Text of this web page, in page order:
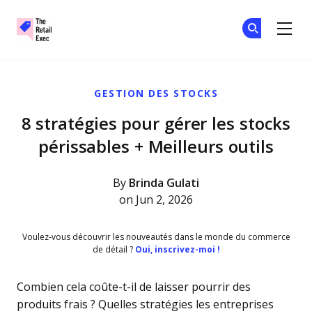
GESTION DES STOCKS
8 stratégies pour gérer les stocks
périssables + Meilleurs outils
By Brinda Gulati
on Jun 2, 2026
Voulez-vous découvrir les nouveautés dans le monde du commerce
de détail ?Oui, inscrivez-moi !
Combien cela coûte-t-il de laisser pourrir des
produits frais ? Quelles stratégies les entreprises